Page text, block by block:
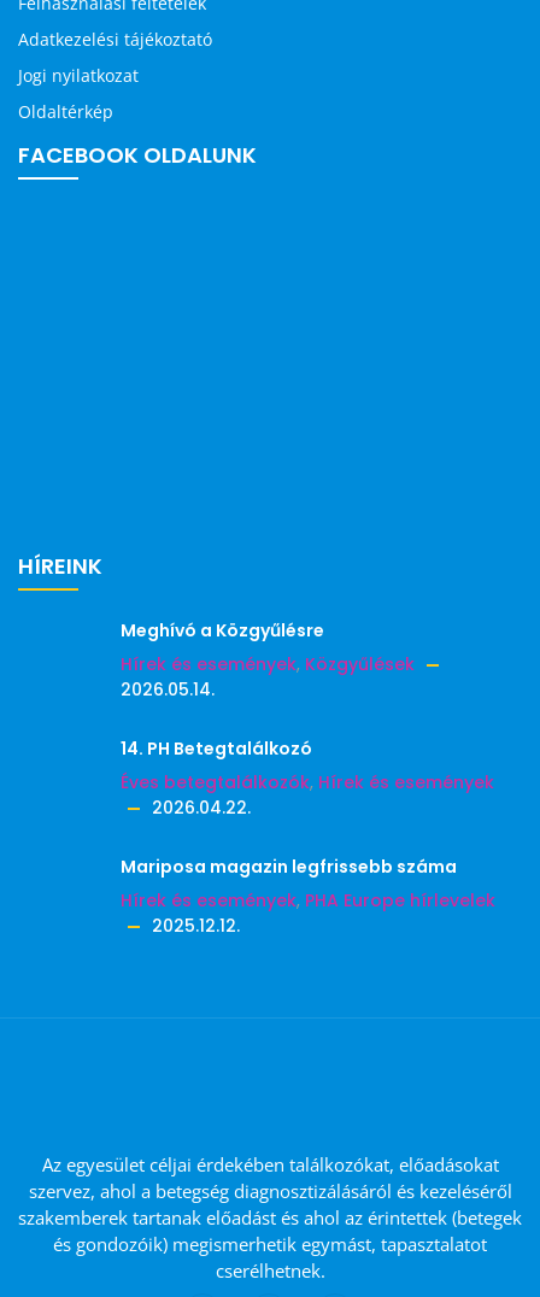
Adatkezelési tájékoztató
Jogi nyilatkozat
Oldaltérkép
FACEBOOK OLDALUNK
HÍREINK
Meghívó a Közgyűlésre
Hírek és események, Közgyűlések
2026.05.14.
14. PH Betegtalálkozó
Éves betegtalálkozók, Hírek és események
2026.04.22.
Mariposa magazin legfrissebb száma
Hírek és események, PHA Europe hírlevelek
2025.12.12.
Az egyesület céljai érdekében találkozókat, előadásokat
szervez, ahol a betegség diagnosztizálásáról és kezeléséről
szakemberek tartanak előadást és ahol az érintettek (betegek
és gondozóik) megismerhetik egymást, tapasztalatot
cserélhetnek.